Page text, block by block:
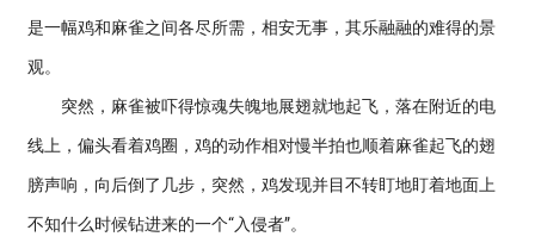
是一幅鸡和麻雀之间各尽所需，相安无事，其乐融融的难得的景
观。
突然，麻雀被吓得惊魂失魄地展翅就地起飞，落在附近的电
线上，偏头看着鸡圈，鸡的动作相对慢半拍也顺着麻雀起飞的翅
膀声响，向后倒了几步，突然，鸡发现并目不转盯地盯着地面上
不知什么时候钻进来的一个“入侵者”。